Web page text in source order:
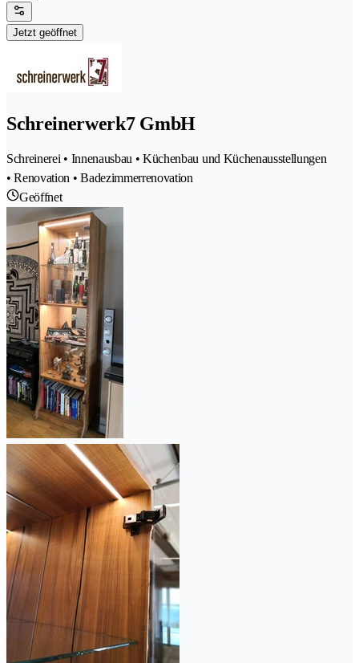
Jetzt geöffnet
Schreinerwerk7 GmbH
Schreinerei • Innenausbau • Küchenbau und Küchenausstellungen
• Renovation • Badezimmerrenovation
Geöffnet